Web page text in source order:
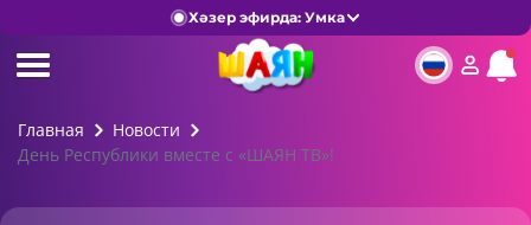
Хәзер эфирда: Умка
Главная
Новости
День Республики вместе с «ШАЯН ТВ»!